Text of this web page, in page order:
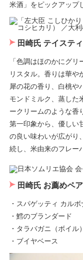
米酒」をピックアップ
田崎氏 テイステ
「色調はほのかにグ
リスタル。香りは華や
犀の花の香り、白桃や
モンドミルク、蒸した
ークリームのような香
第一印象から、優しい
の良い味わいが広がり
続し、米由来のフレー
田崎氏 お薦めペ
・スパゲッティ カルボ
・鱈のブランダード
・タラバガニ（ボイル）
・ブイヤベース